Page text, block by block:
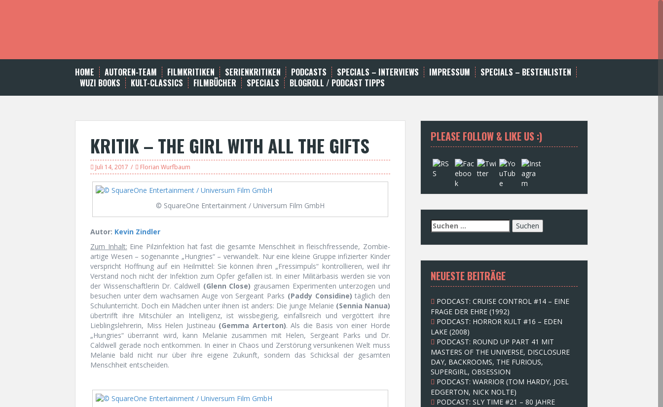
t
HOME AUTOREN-TEAM FILMKRITIKEN SERIENKRITIKEN PODCASTS SPECIALS – INTERVIEWS IMPRESSUM
SPECIALS – BESTENLISTEN
WUZI BOOKS
KULT-CLASSICS FILMBÜCHER SPECIALS BLOGROLL / PODCAST TIPPS
KRITIK – THE GIRL WITH ALL THE GIFTS
Juli 14, 2017 Florian Wurfbaum
© SquareOne Entertainment / Universum Film GmbH
Autor: Kevin Zindler
Zum Inhalt: Eine Pilzinfektion hat fast die gesamte Menschheit in fleischfressende, Zombie-
artige Wesen – sogenannte „Hungries“ – verwandelt. Nur eine kleine Gruppe infizierter Kinder
verspricht Hoffnung auf ein Heilmittel: Sie können ihren „Fressimpuls“ kontrollieren, weil ihr
Verstand noch nicht der Infektion zum Opfer gefallen ist. In einer Militärbasis werden sie von
der Wissenschaftlerin Dr. Caldwell (Glenn Close) grausamen Experimenten unterzogen und
besuchen unter dem wachsamen Auge von Sergeant Parks (Paddy Considine) täglich den
Schulunterricht. Doch ein Mädchen unter ihnen ist anders: Die junge Melanie (Sennia Nanua)
übertrifft ihre Mitschüler an Intelligenz, ist wissbegierig, einfallsreich und vergöttert ihre
Lieblingslehrerin, Miss Helen Justineau (Gemma Arterton). Als die Basis von einer Horde
„Hungries“ überrannt wird, kann Melanie zusammen mit Helen, Sergeant Parks und Dr.
Caldwell gerade noch entkommen. In einer in Chaos und Zerstörung versunkenen Welt muss
Melanie bald nicht nur über ihre eigene Zukunft, sondern das Schicksal der gesamten
Menschheit entscheiden.
PLEASE FOLLOW & LIKE US :)
S
u
c
e
n
n
c
h
:
NEUESTE BEITRÄGE
PODCAST: CRUISE CONTROL #14 – EINE
FRAGE DER EHRE (1992)
PODCAST: HORROR KULT #16 – EDEN
LAKE (2008)
PODCAST: ROUND UP PART 41 MIT
MASTERS OF THE UNIVERSE, DISCLOSURE
DAY, BACKROOMS, THE FURIOUS,
SUPERGIRL, OBSESSION
PODCAST: WARRIOR (TOM HARDY, JOEL
EDGERTON, NICK NOLTE)
PODCAST: SLY TIME #21 – 80 JAHRE